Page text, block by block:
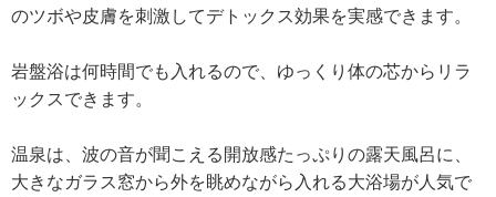
のツボや皮膚を刺激してデトックス効果を実感できます。
岩盤浴は何時間でも入れるので、ゆっくり体の芯からリラ
ックスできます。
温泉は、波の音が聞こえる開放感たっぷりの露天風呂に、
大きなガラス窓から外を眺めながら入れる大浴場が人気で